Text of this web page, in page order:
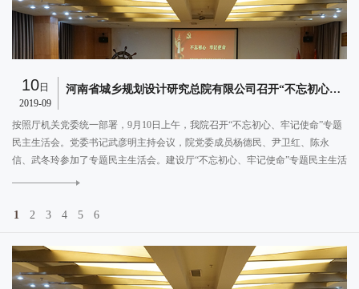
10日
2019-09
河南省城乡规划设计研究总院有限公司召开“不忘初心、牢记使命”专题民主生活会
按照厅机关党委统一部署，9月10日上午，我院召开“不忘初心、牢记使命”专题
民主生活会。党委书记武彦明主持会议，院党委成员杨德民、尹卫红、陈永
信、武冬玲参加了专题民主生活会。建设厅“不忘初心、牢记使命”专题民主生活
1 2 3 4 5 6